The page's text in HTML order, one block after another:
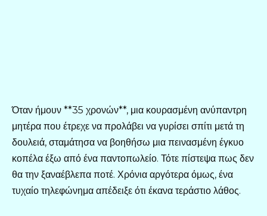
Όταν ήμουν **35 χρονών**, μια κουρασμένη ανύπαντρη
μητέρα που έτρεχε να προλάβει να γυρίσει σπίτι μετά τη
δουλειά, σταμάτησα να βοηθήσω μια πεινασμένη έγκυο
κοπέλα έξω από ένα παντοπωλείο. Τότε πίστεψα πως δεν
θα την ξαναέβλεπα ποτέ. Χρόνια αργότερα όμως, ένα
τυχαίο τηλεφώνημα απέδειξε ότι έκανα τεράστιο λάθος.